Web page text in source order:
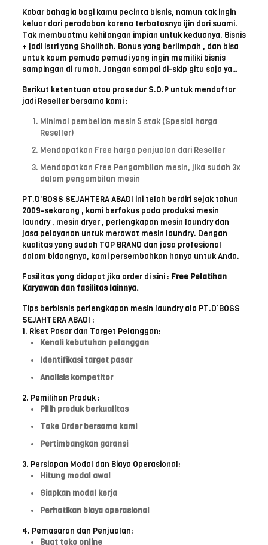
Kabar bahagia bagi kamu pecinta bisnis, namun tak ingin
keluar dari peradaban karena terbatasnya ijin dari suami.
Tak membuatmu kehilangan impian untuk keduanya. Bisnis
+ jadi istri yang Sholihah. Bonus yang berlimpah , dan bisa
untuk kaum pemuda pemudi yang ingin memiliki bisnis
sampingan di rumah. Jangan sampai di-skip gitu saja ya…
Berikut ketentuan atau prosedur S.O.P untuk mendaftar
jadi Reseller bersama kami :
Minimal pembelian mesin 5 stak (Spesial harga
Reseller)
Mendapatkan Free harga penjualan dari Reseller
Mendapatkan Free Pengambilan mesin, jika sudah 3x
dalam pengambilan mesin
PT.D’BOSS SEJAHTERA ABADI ini telah berdiri sejak tahun
2009-sekarang , kami berfokus pada produksi mesin
laundry , mesin dryer , perlengkapan mesin laundry dan
jasa pelayanan untuk merawat mesin laundry. Dengan
kualitas yang sudah TOP BRAND dan jasa profesional
dalam bidangnya, kami persembahkan hanya untuk Anda.
Fasilitas yang didapat jika order di sini : Free Pelatihan
Karyawan dan fasilitas lainnya.
Tips berbisnis perlengkapan mesin laundry ala PT.D’BOSS
SEJAHTERA ABADI :
1. Riset Pasar dan Target Pelanggan:
Kenali kebutuhan pelanggan
Identifikasi target pasar
Analisis kompetitor
2. Pemilihan Produk :
Pilih produk berkualitas
Take Order bersama kami
Pertimbangkan garansi
3. Persiapan Modal dan Biaya Operasional:
Hitung modal awal
Siapkan modal kerja
Perhatikan biaya operasional
4. Pemasaran dan Penjualan:
Buat toko online